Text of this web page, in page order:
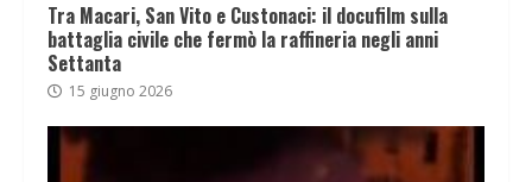
Tra Macari, San Vito e Custonaci: il docufilm sulla
battaglia civile che fermò la raffineria negli anni
Settanta
15 giugno 2026